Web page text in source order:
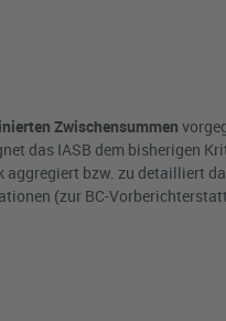
Zwischensummen
das IASB dem bisherigen
bzw. zu detailliert
(zur BC-